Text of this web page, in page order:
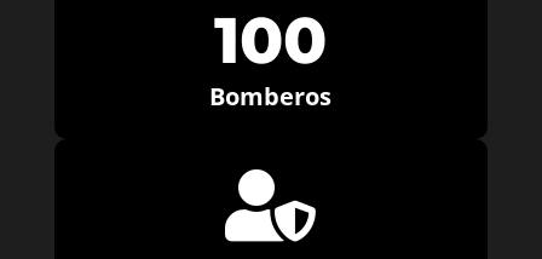
100
Bomberos
